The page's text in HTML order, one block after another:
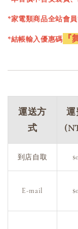
*家電類商品全站會
*結帳輸入優惠碼 『
運送方
式
運
到店自取
E-mail